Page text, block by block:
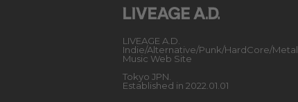
LIVEAGE A.D.
Indie/Alternative/Punk/HardCore/Metal
Music Web Site
Tokyo JPN.
Established in 2022.01.01